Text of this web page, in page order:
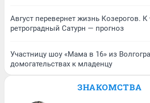
Август перевернет жизнь Козерогов. К
ретроградный Сатурн — прогноз
Участницу шоу «Мама в 16» из
домогательствах к младенцу
ЗНАКОМСТВА